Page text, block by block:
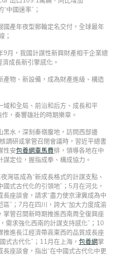
中國速率”；
國產年夜型郵輪定名交付，全球最年
；
9月，我國計謀性新興財產相干企業總
成長新引擎感化。
產物、新設備，成為財產進級、構造
域和全局、前沿和后方、成長和平
，奏響雄壯的時期樂章。
黑水，深刻秦嶺腹地，訪問西部邊
調研或掌管召閉會議時，習近平總書
性安包養網車馬費排，領導各地在中
定位，握指成拳、構成協力。
灣區成為“新成長格式的計謀支點、
式古代化的引領地”；5月在河北，
座談會，請求“盡力使京津冀成為中
”；7月在四川，誇大“加大力度成渝
掌管召開新時期推進西南周全復興座
需求強化西南的計謀支持感化”；10
推進長江經濟帶高東西的品質成長座
式古代化”；11月在上海， 包養網掌
座談會，指出“在中國式古代化中更